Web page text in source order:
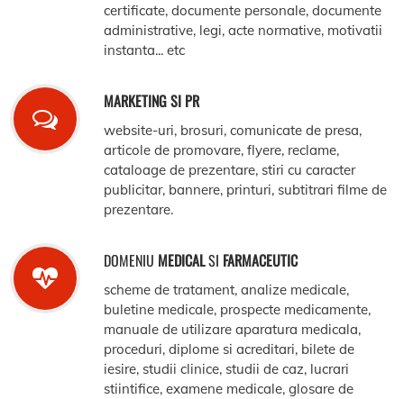
certificate, documente personale, documente
administrative, legi, acte normative, motivatii
instanta... etc
MARKETING SI PR
website-uri, brosuri, comunicate de presa,
articole de promovare, flyere, reclame,
cataloage de prezentare, stiri cu caracter
publicitar, bannere, printuri, subtitrari filme de
prezentare.
DOMENIU MEDICALSI FARMACEUTIC
scheme de tratament, analize medicale,
buletine medicale, prospecte medicamente,
manuale de utilizare aparatura medicala,
proceduri, diplome si acreditari, bilete de
iesire, studii clinice, studii de caz, lucrari
stiintifice, examene medicale, glosare de